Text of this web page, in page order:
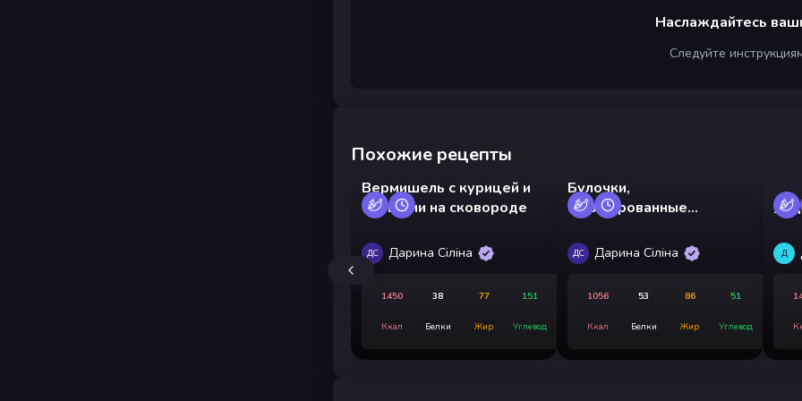
Наслаждайтесь
Следуйте
Похожие рецепты
Вермишель с курицей и
овощами на сковороде
ДС Дарина Сіліна
1450
Ккал
38
Белки
77
Жир
151
Углевод
Булочки,
фаршированные
ДС Дарина Сіліна
1056
Ккал
53
Белки
86
Жир
51
Углевод
Д